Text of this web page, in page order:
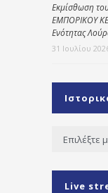
Εκμίσθωση
ΕΜΠΟΡΙΚΟΥ
Ενότητας
31 Ιουλίου
Ιστορικό
Live